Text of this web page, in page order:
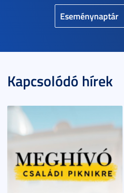
Eseménynaptár
Kapcsolódó hírek